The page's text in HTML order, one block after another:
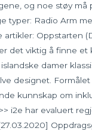
og noe støy må
typer: Radio Arm
artikler: Oppstarten
det viktig å finne et
damer
designet.
kunnskap om
i2e har evaluert